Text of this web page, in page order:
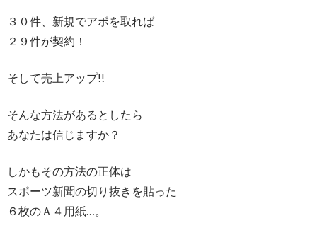
３０件、新規でアポを取れば
２９件が契約！
そして売上アップ!!
そんな方法があるとしたら
あなたは信じますか？
しかもその方法の正体は
スポーツ新聞の切り抜きを貼った
６枚のＡ４用紙…。